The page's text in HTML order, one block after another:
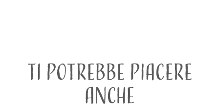
TI POTREBBE PIACERE
ANCHE